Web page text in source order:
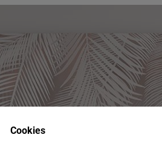
Cookies